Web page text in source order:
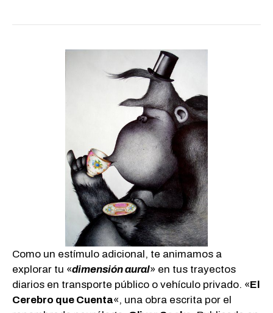
Como un estímulo adicional, te animamos a
explorar tu «dimensión aural» en tus trayectos
diarios en transporte público o vehículo privado. «El
Cerebro que Cuenta«, una obra escrita por el